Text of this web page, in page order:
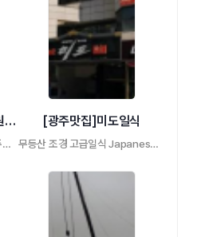
[광주동구맛집] 1960청원모밀
광주시동구충장로3가31-7광주모밀맛집따뜻한 …
[광주맛집]미도일식
무등산 조경 고급일식 Japanese Restaurant